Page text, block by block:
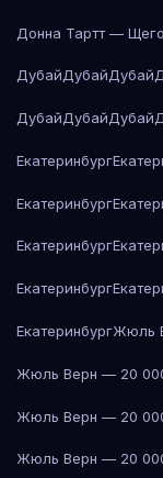
Донна Тартт —
ДубайДубайДубай
ДубайДубайДубай
Екатеринбург
Екатеринбург
Екатеринбург
Екатеринбург
ЕкатеринбургЖюль
Жюль Верн — 20
Жюль Верн — 20
Жюль Верн — 20